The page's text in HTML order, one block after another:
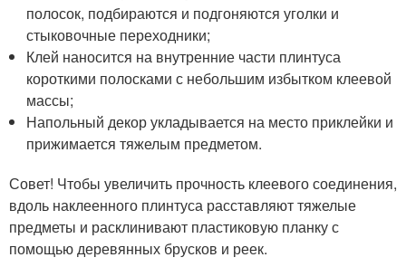
полосок, подбираются и подгоняются уголки и
стыковочные переходники;
Клей наносится на внутренние части плинтуса
короткими полосками с небольшим избытком клеевой
массы;
Напольный декор укладывается на место приклейки и
прижимается тяжелым предметом.
Совет! Чтобы увеличить прочность клеевого соединения,
вдоль наклеенного плинтуса расставляют тяжелые
предметы и расклинивают пластиковую планку с
помощью деревянных брусков и реек.